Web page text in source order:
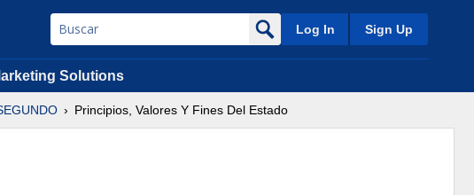
Log In Sign Up
Solutions
Principios, Valores Y Fines Del Estado